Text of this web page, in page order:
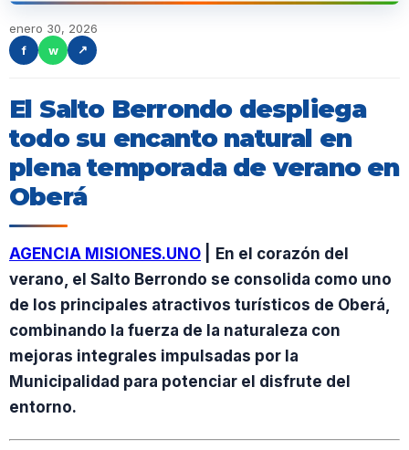
enero 30, 2026
f
w ↗
El Salto Berrondo despliega
todo su encanto natural en
plena temporada de verano en
Oberá
AGENCIA MISIONES.UNO
En el corazón del
verano, el Salto Berrondo se consolida como uno
de los principales atractivos turísticos de Oberá,
combinando la fuerza de la naturaleza con
mejoras integrales impulsadas por la
Municipalidad para potenciar el disfrute del
entorno.